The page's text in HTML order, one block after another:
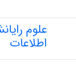
علوم
اطلاعات